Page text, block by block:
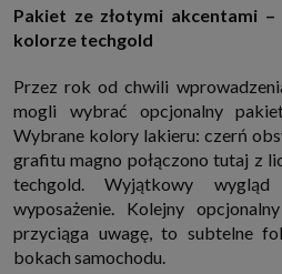
Pakiet ze złotymi akcentami
kolorze techgold
Przez rok od chwili
mogli wybrać opcjonalny
Wybrane kolory lakieru: czerń
grafitu magno połączono tutaj z
techgold. Wyjątkowy
wyposażenie. Kolejny
przyciąga uwagę, to subtelne
bokach samochodu.